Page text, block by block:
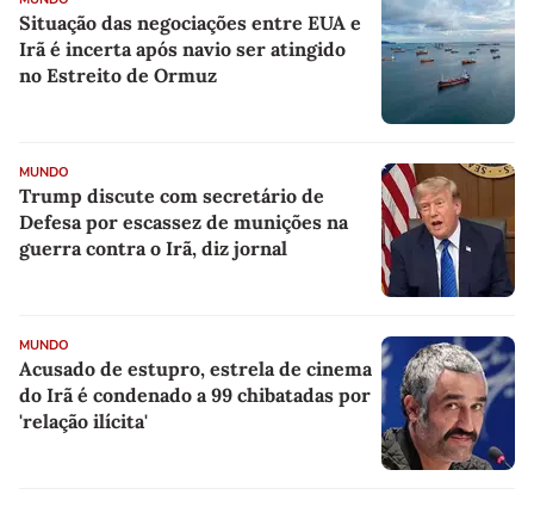
Situação das negociações entre EUA e
Irã é incerta após navio ser atingido
no Estreito de Ormuz
MUNDO
Trump discute com secretário de
Defesa por escassez de munições na
guerra contra o Irã, diz jornal
MUNDO
Acusado de estupro, estrela de cinema
do Irã é condenado a 99 chibatadas por
'relação ilícita'